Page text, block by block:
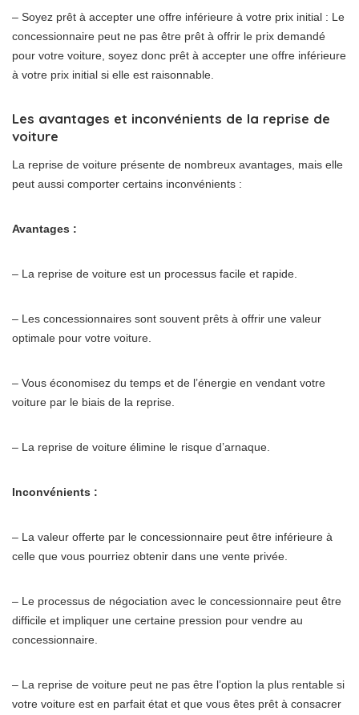
– Soyez prêt à accepter une offre inférieure à votre prix initial : Le
concessionnaire peut ne pas être prêt à offrir le prix demandé
pour votre voiture, soyez donc prêt à accepter une offre inférieure
à votre prix initial si elle est raisonnable.
Les avantages et inconvénients de la reprise de
voiture
La reprise de voiture présente de nombreux avantages, mais elle
peut aussi comporter certains inconvénients :
Avantages :
– La reprise de voiture est un processus facile et rapide.
– Les concessionnaires sont souvent prêts à offrir une valeur
optimale pour votre voiture.
– Vous économisez du temps et de l’énergie en vendant votre
voiture par le biais de la reprise.
– La reprise de voiture élimine le risque d’arnaque.
Inconvénients :
– La valeur offerte par le concessionnaire peut être inférieure à
celle que vous pourriez obtenir dans une vente privée.
– Le processus de négociation avec le concessionnaire peut être
difficile et impliquer une certaine pression pour vendre au
concessionnaire.
– La reprise de voiture peut ne pas être l’option la plus rentable si
votre voiture est en parfait état et que vous êtes prêt à consacrer